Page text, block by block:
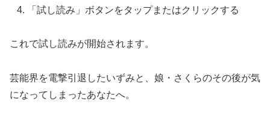
「試し読み」ボタンをタップまたはクリックする
これで試し読みが開始されます。
芸能界を電撃引退したいずみと、娘・さくらのその後が気
になってしまったあなたへ。